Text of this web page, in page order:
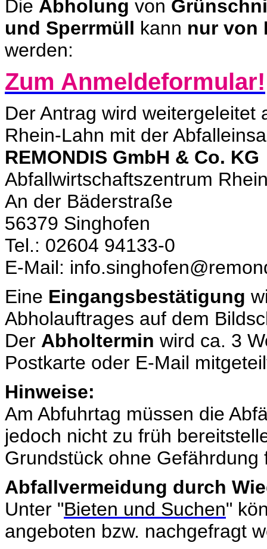
Die Abholung von
und Sperrmüll kann nur von
werden:
Zum Anmeldeformular!
Der Antrag wird weitergeleitet
Rhein-Lahn mit der
REMONDIS GmbH & Co. KG
Abfallwirtschaftszentrum
An der Bäderstraße
56379 Singhofen
Tel.: 02604 94133-0
E-Mail:
Eine Eingangsbestätigung
Abholauftrages auf dem
Der Abholtermin wird ca. 3
Postkarte oder E-Mail
Hinweise:
Am Abfuhrtag müssen die
jedoch nicht zu früh
Grundstück ohne
Abfallvermeidung durch
Unter "Bieten und Suchen"
angeboten bzw. nachgefragt